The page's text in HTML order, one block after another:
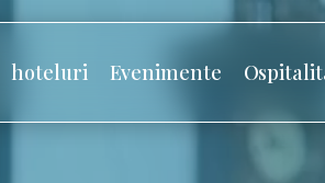
hoteluri Evenimente